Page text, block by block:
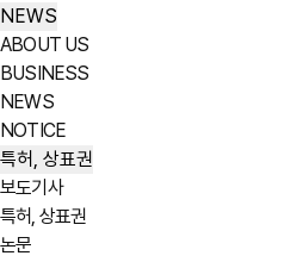
NEWS
ABOUT US
BUSINESS
NEWS
NOTICE
특허, 상표권
보도기사
특허, 상표권
논문